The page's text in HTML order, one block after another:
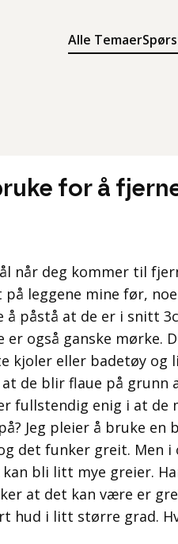
Alle Temaer
Søk
Meny
for å
når deg kommer til
leggene mine før,
å påstå at de er i snitt
er også ganske mørke.
kjoler eller badetøy og
de blir flaue på grunn
fullstendig enig i at de
Jeg pleier å bruke en
det funker greit. Men i
bli litt mye greier.
at det kan være er
hud i litt større grad.